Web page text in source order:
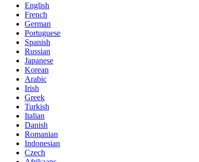
English
French
German
Portuguese
Spanish
Russian
Japanese
Korean
Arabic
Irish
Greek
Turkish
Italian
Danish
Romanian
Indonesian
Czech